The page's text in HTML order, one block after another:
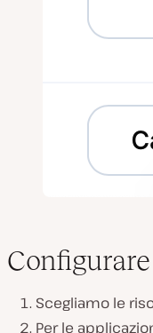
Scegliamo le
Per le